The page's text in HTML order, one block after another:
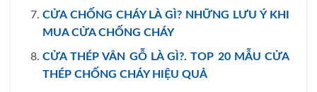
CỬA CHỐNG CHÁY LÀ GÌ? NHỮNG LƯU Ý KHI
MUA CỬA CHỐNG CHÁY
CỬA THÉP VÂN GỖ LÀ GÌ?. TOP 20 MẪU CỬA
THÉP CHỐNG CHÁY HIỆU QUẢ